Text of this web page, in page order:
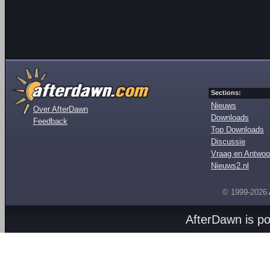
Over AfterDawn
Feedback
Sections:
Nieuws
Downloads
Top Downloads
Discussie
Vraag en
Nieuws2.nl
© 1999-2026
AfterDawn is